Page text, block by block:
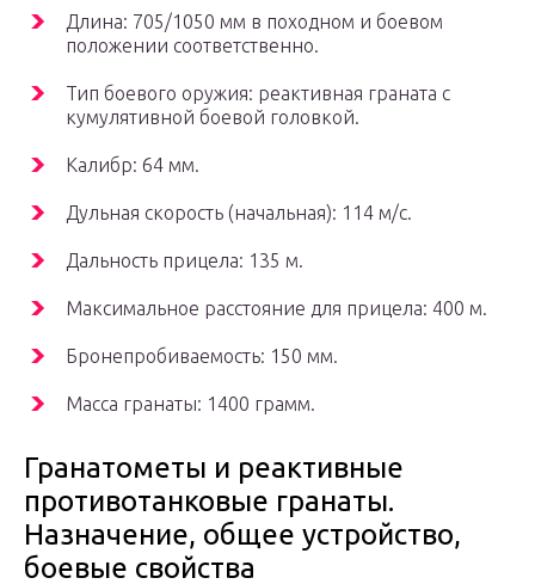
Длина: 705/1050 мм в походном и боевом
положении соответственно.
Тип боевого оружия: реактивная граната с
кумулятивной боевой головкой.
Калибр: 64 мм.
Дульная скорость (начальная): 114 м/с.
Дальность прицела: 135 м.
Максимальное расстояние для прицела: 400 м.
Бронепробиваемость: 150 мм.
Масса гранаты: 1400 грамм.
Гранатометы и реактивные
противотанковые гранаты.
Назначение, общее устройство,
боевые свойства